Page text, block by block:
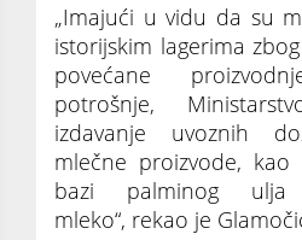
„Imajući u vidu da su
istorijskim lagerima
povećane
potrošnje,
izdavanje uvoznih
mlečne proizvode,
bazi palminog ulja
mleko“, rekao je